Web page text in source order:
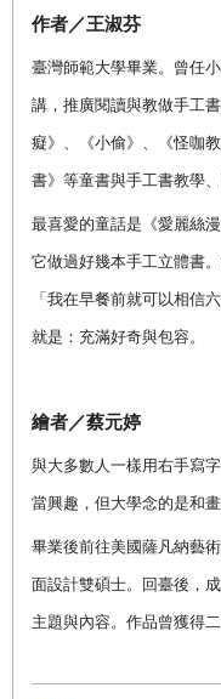
作者／王淑芬
臺灣師範大學畢業。曾任
講，推廣閱讀與教做手工
癡》、《小偷》、《怪咖
書》等童書與手工書教學
最喜愛的童話是《愛麗絲
它做過好幾本手工立體書
「我在早餐前就可以相信
就是：充滿好奇與包容。
繪者／蔡元婷
與大多數人一樣用右手寫
當興趣，但大學念的是和
畢業後前往美國薩凡納藝
面設計雙碩士。回臺後，
主題與內容。作品曾獲得二